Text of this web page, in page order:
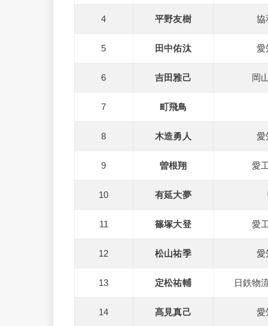
4 平野友樹 協
5 田中佑汰 愛
6 吉田雅己 岡
7 町飛鳥
8 木造勇人 愛
9 曽根翔 愛
10 有延大夢
11 篠塚大登 愛
12 松山祐季 愛
13 定松祐輔 日鉄物
14 髙見真己 愛